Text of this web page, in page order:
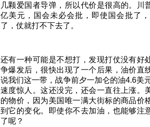
几颗爱国者导弹，所以代价是很高的。川
亿美元，国会未必会批，即使国会批了
了，仗就打不下去了。
还有一种可能是不想打，发现打仗没有好
争爆发后，很快出现了一个后果，油价直
说我们这一带，战争前夕一加仑的油4.6美
速度惊人。这还没完，还会一直往上涨。
的物价，因为美国唯一满大街标的商品价
到它的变化。即使你不去加油，也能够注
了呢？